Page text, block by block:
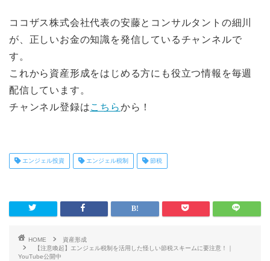
ココザス株式会社代表の安藤とコンサルタントの細川
が、正しいお金の知識を発信しているチャンネルで
す。
これから資産形成をはじめる方にも役立つ情報を毎週
配信しています。
チャンネル登録はこちらから！
エンジェル投資 エンジェル税制 節税
HOME
資産形成
【注意喚起】エンジェル税制を活用した怪しい節税スキームに要注意！｜
YouTube公開中